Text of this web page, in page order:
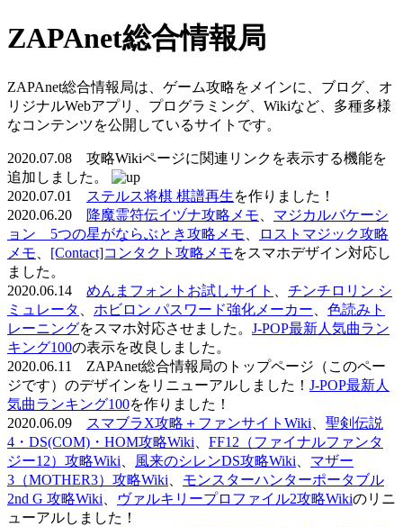
ZAPAnet総合情報局
ZAPAnet総合情報局は、ゲーム攻略をメインに、ブログ、オ
リジナルWebアプリ、プログラミング、Wikiなど、多種多様
なコンテンツを公開しているサイトです。
2020.07.08 攻略Wikiページに関連リンクを表示する機能を
追加しました。
2020.07.01
ステルス将棋 棋譜再生を作りました！
2020.06.20
降魔霊符伝イヅナ攻略メモ
マジカルバケーシ
ョン 5つの星がならぶとき攻略メモ
ロストマジック攻略
メモ
[Contact]コンタクト攻略メモをスマホデザイン対応し
ました。
2020.06.14 めんまフォントお試しサイト
チンチロリン シ
ミュレータ
ホビロン パスワード強化メーカー
色読みト
レーニングをスマホ対応させました。 J-POP最新人気曲ラン
キング100の表示を改良しました。
2020.06.11 ZAPAnet総合情報局のトップページ（このペー
ジです）のデザインをリニューアルしました！ J-POP最新人
気曲ランキング100を作りました！
2020.06.09
スマブラX攻略＋ファンサイトWiki
聖剣伝説
4・DS(COM)・HOM攻略Wiki
FF12（ファイナルファンタ
ジー12）攻略Wiki
風来のシレンDS攻略Wiki
マザー
3（MOTHER3）攻略Wiki
モンスターハンターポータブル
2nd G 攻略Wiki
ヴァルキリープロファイル2攻略Wikiのリニ
ューアルしました！